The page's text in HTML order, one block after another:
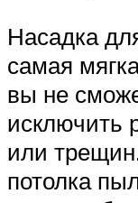
Насадка
самая
вы не
исключить
или
потолка